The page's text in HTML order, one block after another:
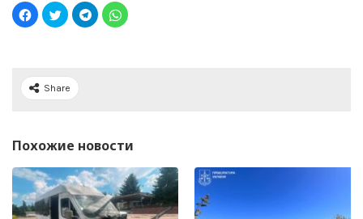
Share
Похожие новости